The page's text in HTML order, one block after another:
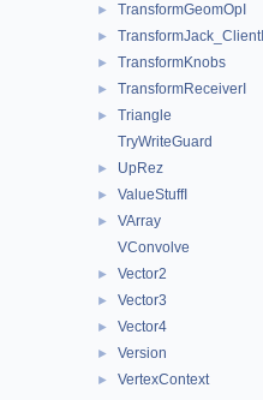
► TransformGeomOpI
► TransformJack_ClientI
► TransformKnobs
► TransformReceiverI
►
Triangle
TryWriteGuard
► UpRez
► ValueStuffI
►
VArray
VConvolve
► Vector2
► Vector3
► Vector4
► Version
► VertexContext